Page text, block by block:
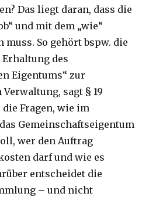
Das liegt daran, dass die
und mit dem „wie“
muss. So gehört bspw. die
des
Eigentums“ zur
sagt § 19
die Fragen, wie im
Gemeinschaftseigentum
wer den Auftrag
darf und wie es
entscheidet die
– und nicht